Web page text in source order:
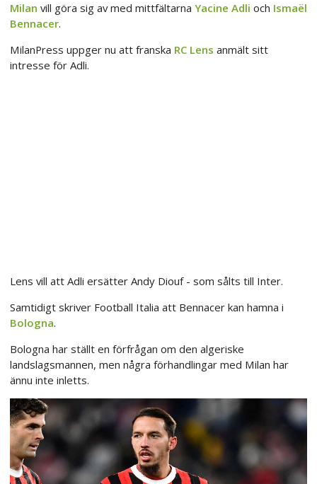
Milan vill göra sig av med mittfältarna Yacine Adli och Ismaël
Bennacer.
MilanPress uppger nu att franska RC Lens anmält sitt
intresse för Adli.
Lens vill att Adli ersätter Andy Diouf - som sålts till Inter.
Samtidigt skriver Football Italia att Bennacer kan hamna i
Bologna.
Bologna har ställt en förfrågan om den algeriske
landslagsmannen, men några förhandlingar med Milan har
ännu inte inletts.